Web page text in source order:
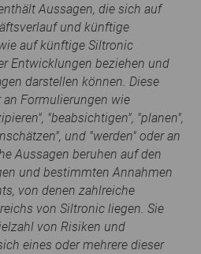
Aussagen, die sich auf
und künftige
auf künftige Siltronic
Entwicklungen beziehen und
darstellen können. Diese
Formulierungen wie
"beabsichtigen", "planen",
und "werden" oder an
Aussagen beruhen auf den
und bestimmten Annahmen
von denen zahlreiche
von Siltronic liegen. Sie
von Risiken und
eines oder mehrere dieser